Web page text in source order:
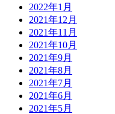
2022年1月
2021年12月
2021年11月
2021年10月
2021年9月
2021年8月
2021年7月
2021年6月
2021年5月